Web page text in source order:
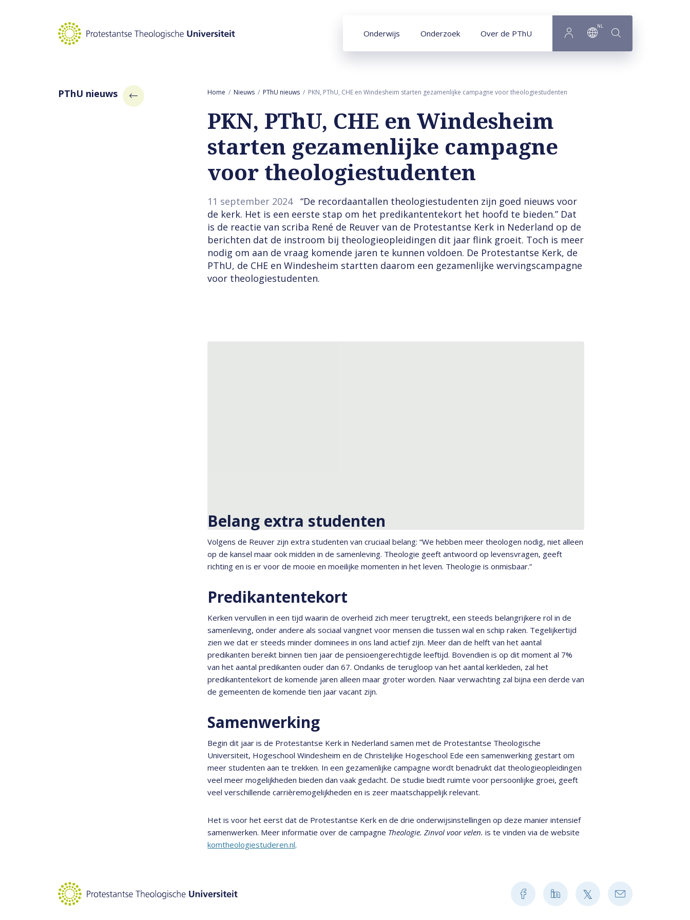
Onderwijs Onderzoek Over de PThU
NL
PThU nieuws Home Nieuws PThU nieuws PKN, PThU, CHE en Windesheim starten gezamenlijke campagne voor theologiestudenten
PKN, PThU, CHE en Windesheim
starten gezamenlijke campagne
voor theologiestudenten
11 september 2024
“De recordaantallen theologiestudenten zijn goed nieuws voor
de kerk. Het is een eerste stap om het predikantentekort het hoofd te bieden.” Dat
is de reactie van scriba René de Reuver van de Protestantse Kerk in Nederland op de
berichten dat de instroom bij theologieopleidingen dit jaar flink groeit. Toch is meer
nodig om aan de vraag komende jaren te kunnen voldoen. De Protestantse Kerk, de
PThU, de CHE en Windesheim startten daarom een gezamenlijke wervingscampagne
voor theologiestudenten.
Belang extra studenten
Volgens de Reuver zijn extra studenten van cruciaal belang: “We hebben meer theologen nodig, niet alleen
op de kansel maar ook midden in de samenleving. Theologie geeft antwoord op levensvragen, geeft
richting en is er voor de mooie en moeilijke momenten in het leven. Theologie is onmisbaar.”
Predikantentekort
Kerken vervullen in een tijd waarin de overheid zich meer terugtrekt, een steeds belangrijkere rol in de
samenleving, onder andere als sociaal vangnet voor mensen die tussen wal en schip raken. Tegelijkertijd
zien we dat er steeds minder dominees in ons land actief zijn. Meer dan de helft van het aantal
predikanten bereikt binnen tien jaar de pensioengerechtigde leeftijd. Bovendien is op dit moment al 7%
van het aantal predikanten ouder dan 67. Ondanks de terugloop van het aantal kerkleden, zal het
predikantentekort de komende jaren alleen maar groter worden. Naar verwachting zal bijna een derde van
de gemeenten de komende tien jaar vacant zijn.
Samenwerking
Begin dit jaar is de Protestantse Kerk in Nederland samen met de Protestantse Theologische
Universiteit, Hogeschool Windesheim en de Christelijke Hogeschool Ede een samenwerking gestart om
meer studenten aan te trekken. In een gezamenlijke campagne wordt benadrukt dat theologieopleidingen
veel meer mogelijkheden bieden dan vaak gedacht. De studie biedt ruimte voor persoonlijke groei, geeft
veel verschillende carrièremogelijkheden en is zeer maatschappelijk relevant.
Het is voor het eerst dat de Protestantse Kerk en de drie onderwijsinstellingen op deze manier intensief
samenwerken. Meer informatie over de campagne Theologie. Zinvol voor velen. is te vinden via de website
komtheologiestuderen.nl.